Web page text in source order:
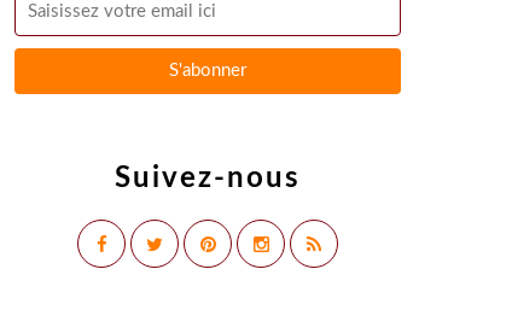
Suivez-nous